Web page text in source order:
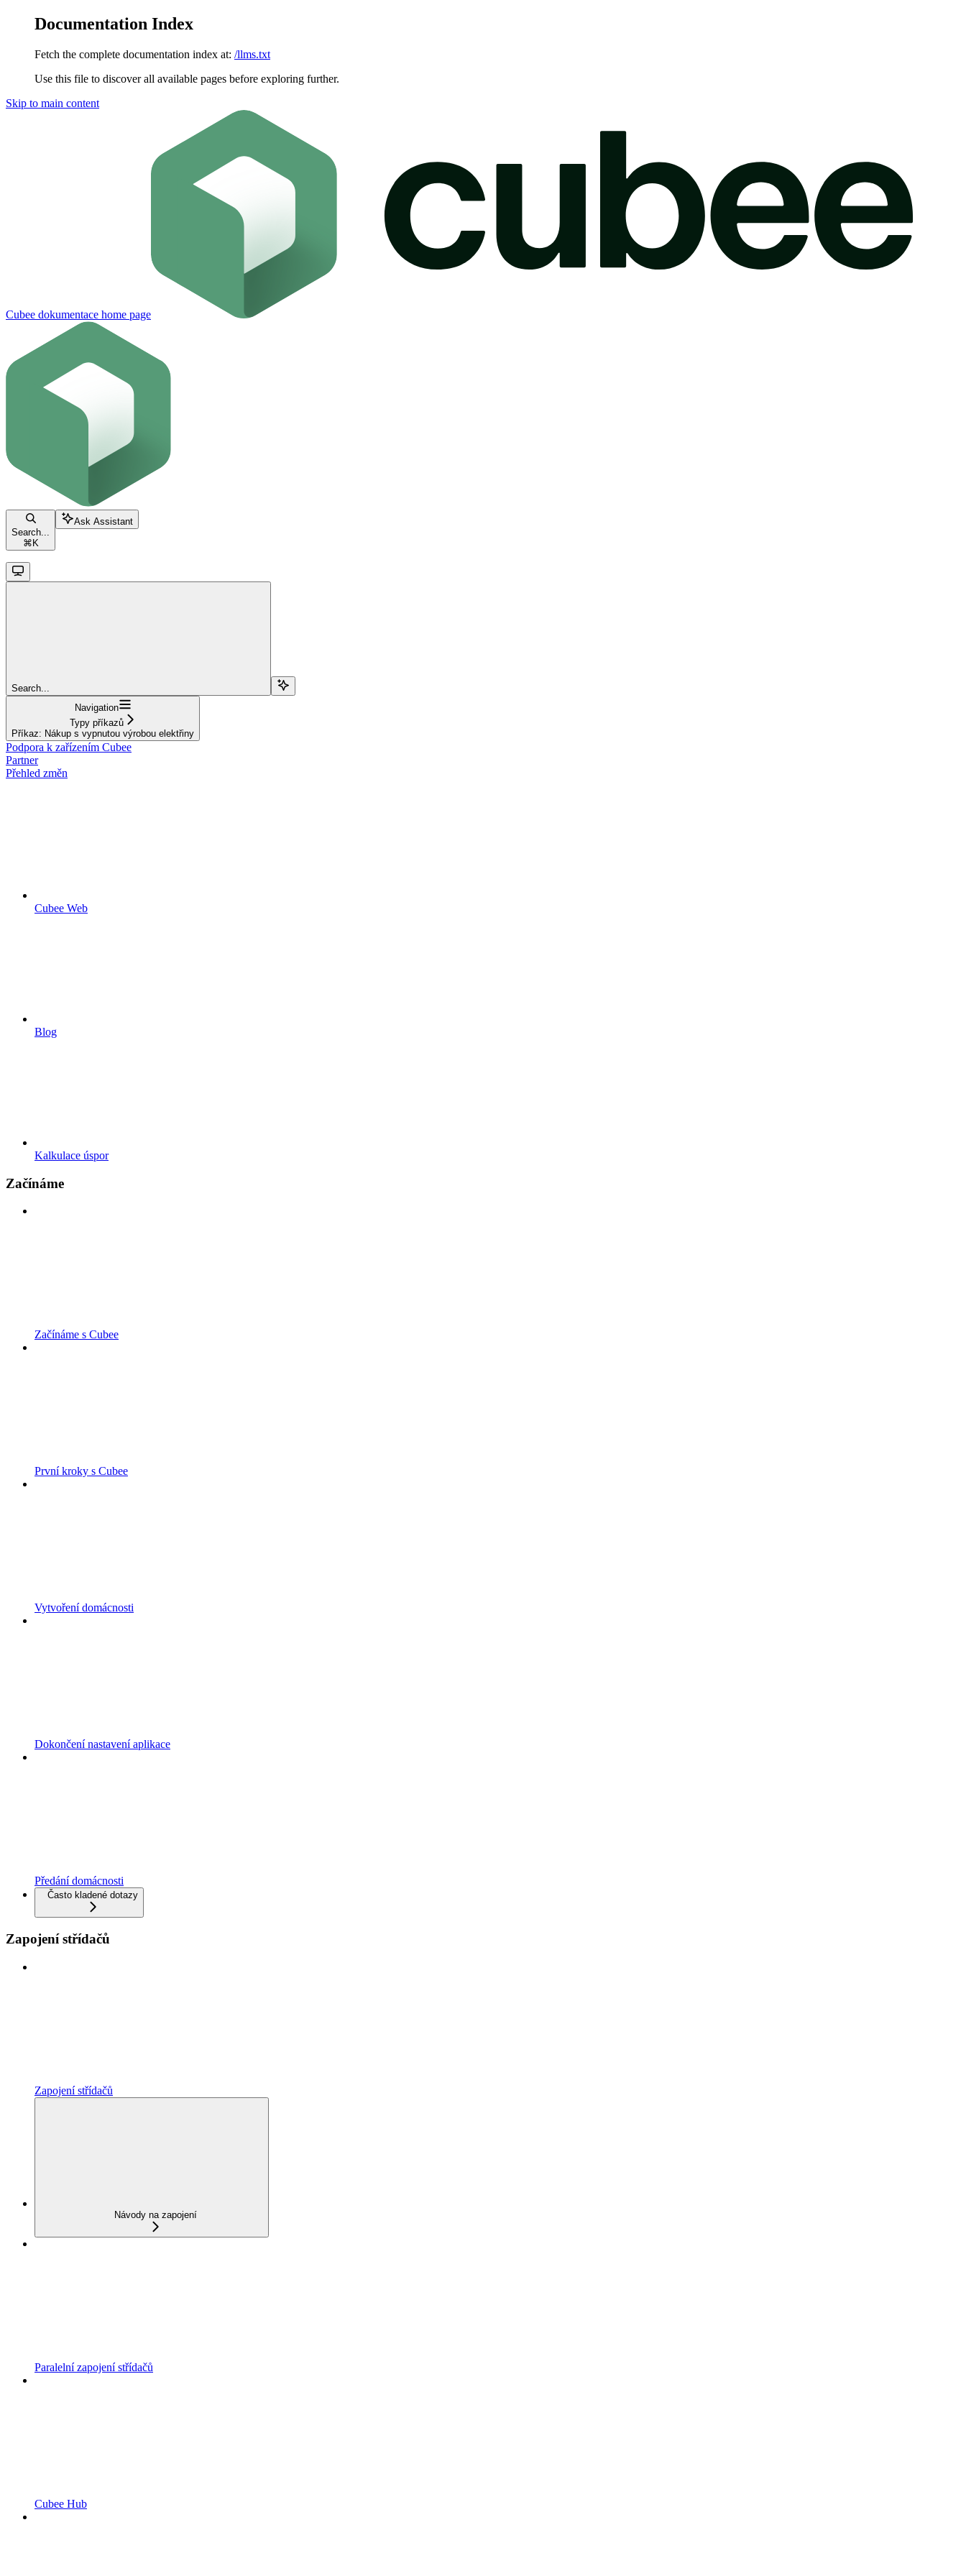
Documentation Index
Fetch the complete documentation index at: /llms.txt
Use this file to discover all available pages before exploring further.
Skip to main content
Cubee dokumentace home page
Search...
⌘ K
Ask Assistant
Search...
Navigation
Typy příkazů
Příkaz: Nákup s vypnutou výrobou elektřiny
Podpora k zařízením Cubee
Partner
Přehled změn
Cubee Web
Blog
Kalkulace úspor
Začínáme
Začínáme s Cubee
První kroky s Cubee
Vytvoření domácnosti
Dokončení nastavení aplikace
Předání domácnosti
Často kladené dotazy
Zapojení střídačů
Zapojení střídačů
Návody na zapojení
Paralelní zapojení střídačů
Cubee Hub